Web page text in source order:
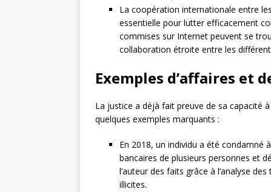
La coopération internationale entre
essentielle pour lutter efficacement
commises sur Internet peuvent se
collaboration étroite entre les
Exemples d’affaires et
La justice a déjà fait preuve de sa capacité
quelques exemples marquants :
En 2018, un individu a été condamné
bancaires de plusieurs personnes et
l’auteur des faits grâce à l’analyse
illicites.